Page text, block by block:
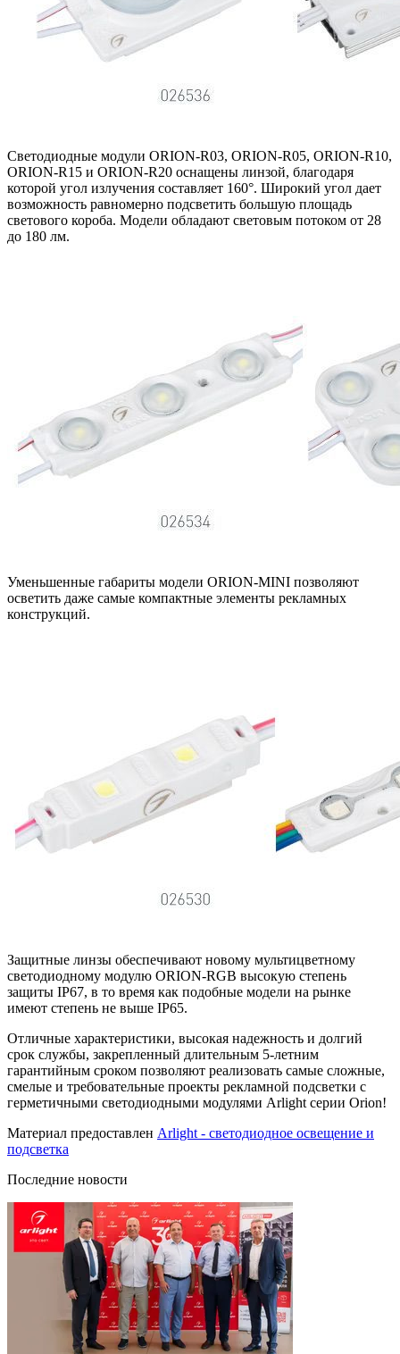
Светодиодные модули ORION-R03, ORION-R05, ORION-R10,
ORION-R15 и ORION-R20 оснащены линзой, благодаря
которой угол излучения составляет 160°. Широкий угол дает
возможность равномерно подсветить большую площадь
светового короба. Модели обладают световым потоком от 28
до 180 лм.
Уменьшенные габариты модели ORION-MINI позволяют
осветить даже самые компактные элементы рекламных
конструкций.
Защитные линзы обеспечивают новому мультицветному
светодиодному модулю ORION-RGB высокую степень
защиты IP67, в то время как подобные модели на рынке
имеют степень не выше IP65.
Отличные характеристики, высокая надежность и долгий
срок службы, закрепленный длительным 5-летним
гарантийным сроком позволяют реализовать самые сложные,
смелые и требовательные проекты рекламной подсветки с
герметичными светодиодными модулями Arlight серии Orion!
Материал предоставлен Arlight - светодиодное освещение и
подсветка
Последние новости